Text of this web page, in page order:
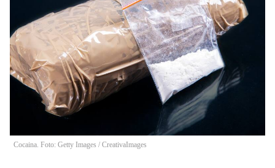
Cocaina. Foto: Getty Images / CreativaImages